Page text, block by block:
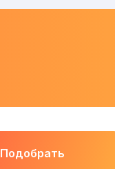
Подобрать